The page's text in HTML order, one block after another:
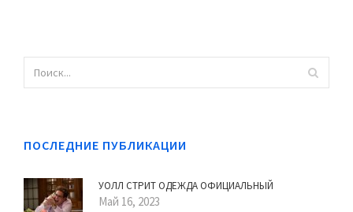
ПОСЛЕДНИЕ ПУБЛИКАЦИИ
УОЛЛ СТРИТ ОДЕЖДА ОФИЦИАЛЬНЫЙ
Май 16, 2023